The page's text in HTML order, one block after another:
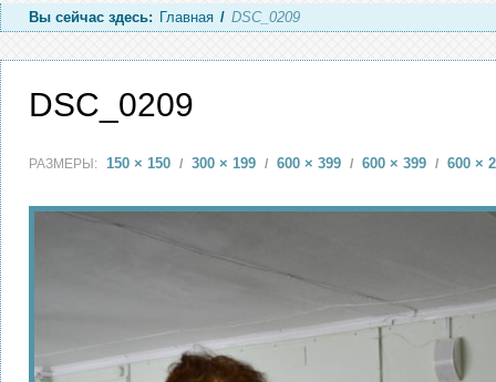
Вы сейчас здесь: Главная / DSC_0209
DSC_0209
РАЗМЕРЫ: 150 × 150 / 300 × 199 / 600 × 399 / 600 × 399 / 600 ×